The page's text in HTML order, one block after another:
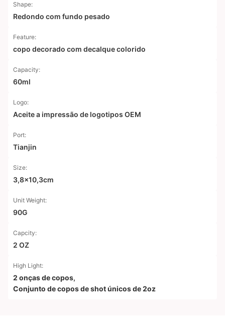
Shape:
Redondo com fundo pesado
Feature:
copo decorado com decalque colorido
Capacity:
60ml
Logo:
Aceite a impressão de logotipos OEM
Port:
Tianjin
Size:
3,8x10,3cm
Unit Weight:
90G
Capcity:
2 OZ
High Light:
2 onças de copos,
Conjunto de copos de shot únicos de 2oz